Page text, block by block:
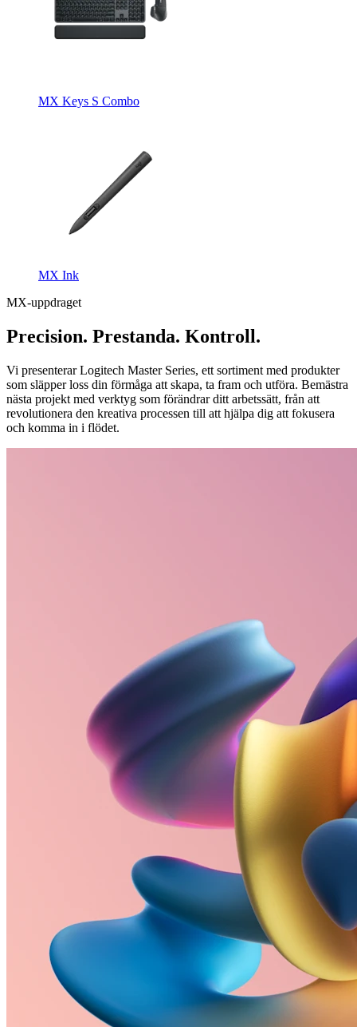
MX Keys S Combo
MX Ink
MX-uppdraget
Precision. Prestanda. Kontroll.
Vi presenterar Logitech Master Series, ett sortiment med produkter
som släpper loss din förmåga att skapa, ta fram och utföra. Bemästra
nästa projekt med verktyg som förändrar ditt arbetssätt, från att
revolutionera den kreativa processen till att hjälpa dig att fokusera
och komma in i flödet.